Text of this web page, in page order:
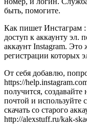
быть, помогите.
Как пишет Инстаграм
доступ к аккаунту эл.
аккаунт Instagram. Это
регистрации которых
От себя добавлю,
https://
получится,
почтой и
скачать со старого
http://alexstuff.ru/kak-